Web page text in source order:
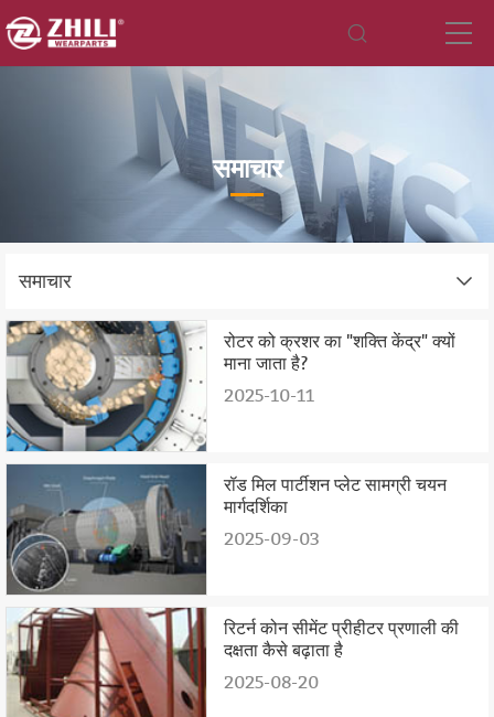
समाचार
समाचार
रोटर को क्रशर का "शक्ति केंद्र" क्यों
माना जाता है?
2025-10-11
रॉड मिल पार्टीशन प्लेट सामग्री चयन
मार्गदर्शिका
2025-09-03
रिटर्न कोन सीमेंट प्रीहीटर प्रणाली की
दक्षता कैसे बढ़ाता है
2025-08-20